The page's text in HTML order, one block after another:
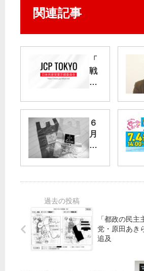
関連記事
「
戦
争
」
廃
止
に
地
動
予
定
６
月
に
上
袋
を
無
料
「都政の民主主
党・原田あきら都議 政
追及